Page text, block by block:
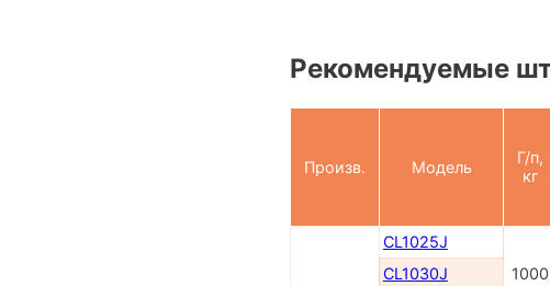
Рекомендуемые
Произв. Модель
Г/п,
кг
CL1025J
1000
CL1030J